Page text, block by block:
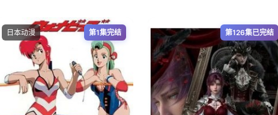
日本动漫 第1集完结 第126集已完结